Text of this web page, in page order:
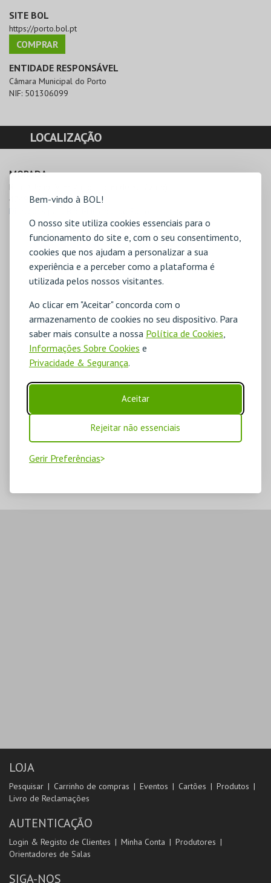
Bem-vindo à BOL!
O nosso site utiliza cookies essenciais para o
funcionamento do site e, com o seu consentimento,
cookies que nos ajudam a personalizar a sua
experiência e a perceber como a plataforma é
utilizada pelos nossos visitantes.
Ao clicar em "Aceitar" concorda com o
armazenamento de cookies no seu dispositivo. Para
saber mais consulte a nossa Política de Cookies,
Informações Sobre Cookies e
Privacidade & Segurança.
Aceitar
Rejeitar não essenciais
Gerir Preferências
SITE BOL
https://porto.bol.pt
COMPRAR
ENTIDADE RESPONSÁVEL
Câmara Municipal do Porto
NIF: 501306099
LOCALIZAÇÃO
MORADA
Rua D. João IV, nº 2 (ao Jardim de S. Lázaro)
4049-017 Porto
Direcções para Bib. Municipal do Porto
LOJA
Pesquisar Carrinho de compras Eventos Cartões
Produtos
Livro de Reclamações
AUTENTICAÇÃO
Login & Registo de Clientes Minha Conta
Produtores
Orientadores de Salas
SIGA-NOS